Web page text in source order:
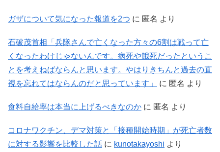
ガザについて気になった報道を2つ に 匿名 より
石破茂首相「兵隊さんで亡くなった方々の6割は戦って亡
くなったわけじゃないんです。病死や餓死だったというこ
とを考えねばならんと思います。やはりきちんと過去の直
視を忘れてはならんのだと思っています」
に 匿名 より
食料自給率は本当に上げるべきなのか に 匿名 より
コロナワクチン、デマ対策と「接種開始時期」が死亡者数
に対する影響を比較した話 に kunotakayoshi より